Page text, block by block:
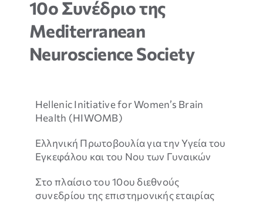
ΝΕΑ & ΕΚΔΗΛΩΣΕΙΣ
ΕΠΙΚΟΙΝΩΝΙΑ
10ο Συνέδριο της
Mediterranean
Neuroscience Society
Hellenic Initiative for Women’s Brain
Health (HIWOMB)
Ελληνική Πρωτοβουλία για την Υγεία του
Εγκεφάλου και του Νου των Γυναικών
Στο πλαίσιο του 10ου διεθνούς
συνεδρίου της επιστημονικής εταιρίας